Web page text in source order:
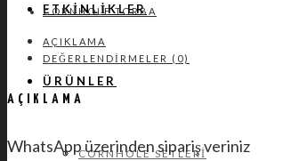
ETKINLIKLER
ÜRÜNLER
CORNHOLE SETLERI
CORNHOLE TORBA
AÇIKLAMA
DEĞERLENDIRMELER (0)
AÇIKLAMA
WhatsApp üzerinden sipariş veriniz